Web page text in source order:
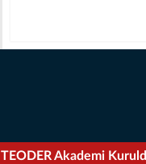
TEODER Akademi